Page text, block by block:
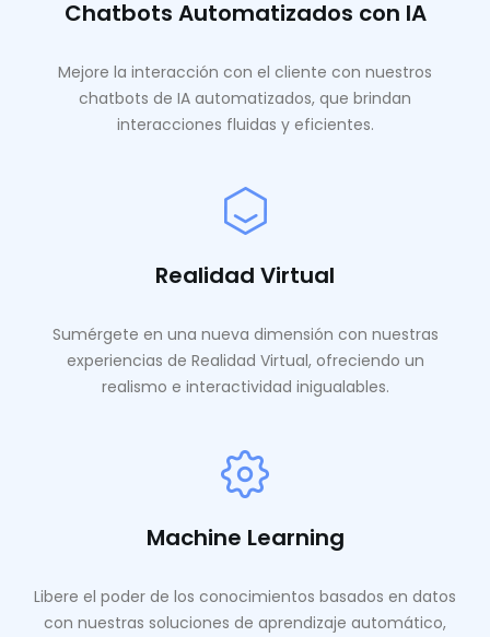
Chatbots Automatizados con IA
Mejore la interacción con el cliente con nuestros
chatbots de IA automatizados, que brindan
interacciones fluidas y eficientes.
Realidad Virtual
Sumérgete en una nueva dimensión con nuestras
experiencias de Realidad Virtual, ofreciendo un
realismo e interactividad inigualables.
Machine Learning
Libere el poder de los conocimientos basados ​​en datos
con nuestras soluciones de aprendizaje automático,